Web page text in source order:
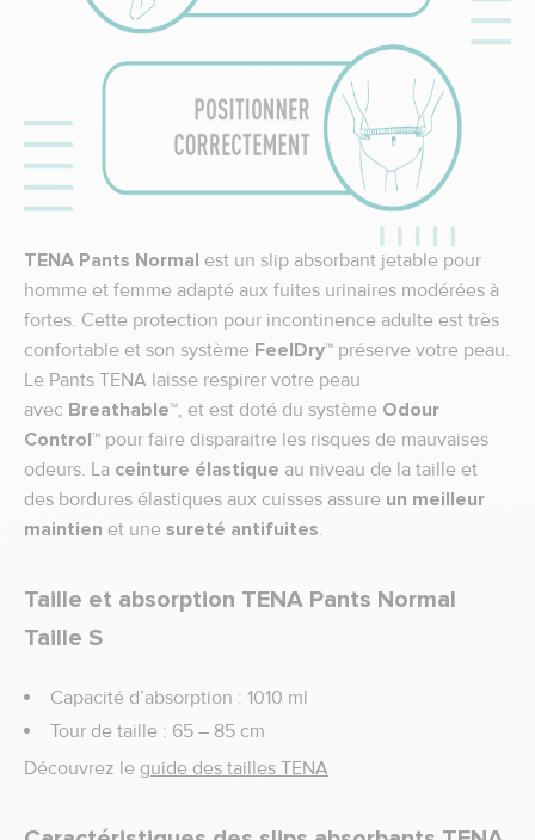
TENA Pants Normal est un slip absorbant jetable pour
homme et femme adapté aux fuites urinaires modérées à
fortes. Cette protection pour incontinence adulte est très
confortable et son système FeelDry™ préserve votre peau.
Le Pants TENA laisse respirer votre peau
avec Breathable™, et est doté du système Odour
Control™ pour faire disparaitre les risques de mauvaises
odeurs. La ceinture élastique au niveau de la taille et
des bordures élastiques aux cuisses assure un meilleur
maintien et une sureté antifuites.
Taille et absorption TENA Pants Normal
Taille S
Capacité d’absorption : 1010 ml
Tour de taille : 65 – 85 cm
Découvrez le guide des tailles TENA